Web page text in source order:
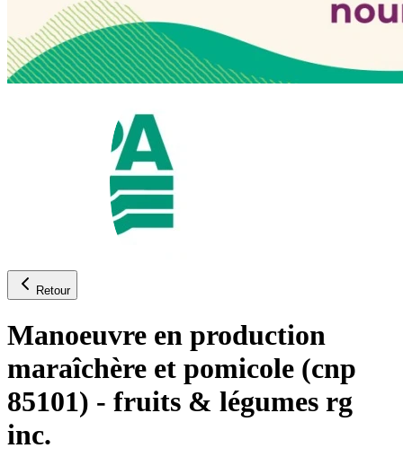
Retour
Manoeuvre en production
maraîchère et pomicole (cnp
85101) - fruits & légumes rg
inc.